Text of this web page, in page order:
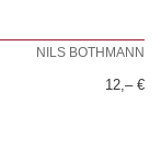
NILS BOTHMANN
12,– €